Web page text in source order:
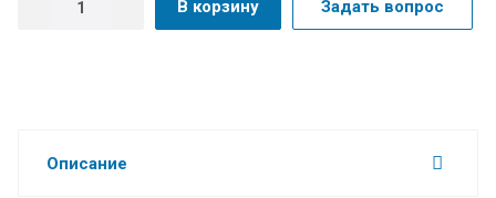
В корзину Задать вопрос
Описание